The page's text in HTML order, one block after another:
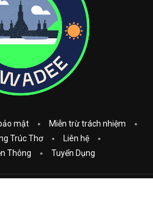
mật
Miễn trừ trách nhiệm
Trúc Thơ
Liên hệ
Thông
Tuyển Dụng